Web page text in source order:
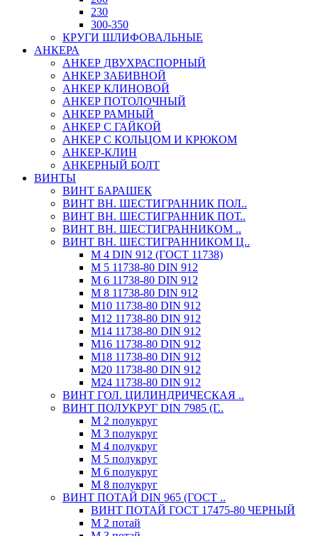
230
300-350
КРУГИ ШЛИФОВАЛЬНЫЕ
АНКЕРА
АНКЕР ДВУХРАСПОРНЫЙ
АНКЕР ЗАБИВНОЙ
АНКЕР КЛИНОВОЙ
АНКЕР ПОТОЛОЧНЫЙ
АНКЕР РАМНЫЙ
АНКЕР С ГАЙКОЙ
АНКЕР С КОЛЬЦОМ И КРЮКОМ
АНКЕР-КЛИН
АНКЕРНЫЙ БОЛТ
ВИНТЫ
ВИНТ БАРАШЕК
ВИНТ ВН. ШЕСТИГРАННИК ПОЛ..
ВИНТ ВН. ШЕСТИГРАННИК ПОТ..
ВИНТ ВН. ШЕСТИГРАННИКОМ ..
ВИНТ ВН. ШЕСТИГРАННИКОМ Ц..
М 4 DIN 912 (ГОСТ 11738)
М 5 11738-80 DIN 912
М 6 11738-80 DIN 912
М 8 11738-80 DIN 912
М10 11738-80 DIN 912
М12 11738-80 DIN 912
М14 11738-80 DIN 912
М16 11738-80 DIN 912
М18 11738-80 DIN 912
М20 11738-80 DIN 912
М24 11738-80 DIN 912
ВИНТ ГОЛ. ЦИЛИНДРИЧЕСКАЯ ..
ВИНТ ПОЛУКРУГ DIN 7985 (Г..
М 2 полукруг
М 3 полукруг
М 4 полукруг
М 5 полукруг
М 6 полукруг
М 8 полукруг
ВИНТ ПОТАЙ DIN 965 (ГОСТ ..
ВИНТ ПОТАЙ ГОСТ 17475-80 ЧЕРНЫЙ
М 2 потай